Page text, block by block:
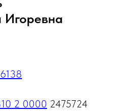
Игоревна
2 0000 2475724